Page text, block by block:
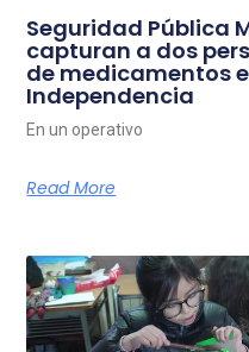
Seguridad Pública
capturan a dos
de medicamentos
Independencia
En un operativo
Read More